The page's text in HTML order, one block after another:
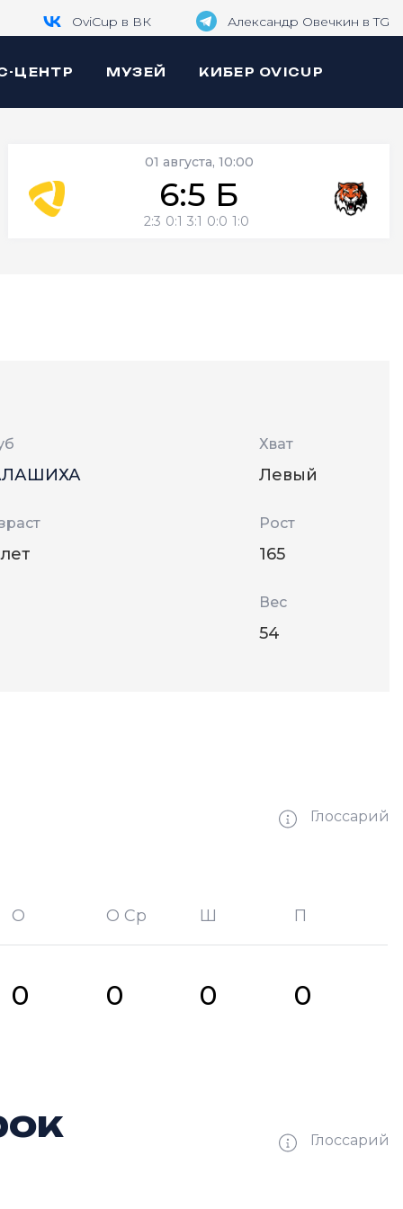
OviCup в ВК Александр Овечкин в TG
ЦЕНТР МУЗЕЙ КИБЕР OVICUP
01 августа, 10:00
6:5 Б
2:3 0:1 3:1 0:0 1:0
Хват
Левый
Рост
165
Вес
54
Глоссарий
О О Ср Ш П
0 0 0 0
Глоссарий